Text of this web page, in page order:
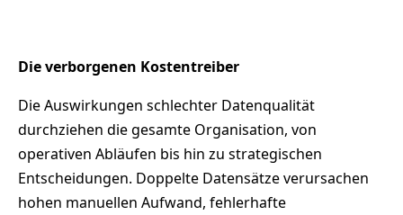
Die verborgenen Kostentreiber
Die Auswirkungen schlechter Datenqualität
durchziehen die gesamte Organisation, von
operativen Abläufen bis hin zu strategischen
Entscheidungen. Doppelte Datensätze verursachen
hohen manuellen Aufwand, fehlerhafte